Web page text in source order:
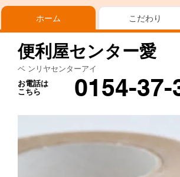
ホーム こだわり
便利屋センター愛
ベ ンリヤセンターアイ
お電話は
こちら
0154-37-